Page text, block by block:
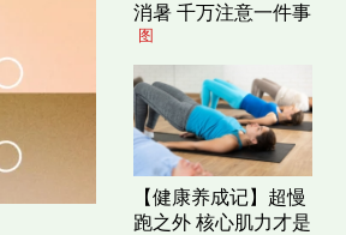
消暑 千万注意一件事
图
【健康养成记】超慢
跑之外 核心肌力才是